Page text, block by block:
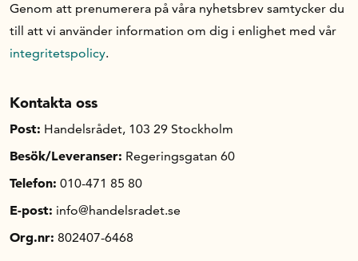
Genom att prenumerera på våra nyhetsbrev samtycker du
till att vi använder information om dig i enlighet med vår
integritetspolicy.
Kontakta oss
Post: Handelsrådet, 103 29 Stockholm
Besök/Leveranser: Regeringsgatan 60
Telefon: 010-471 85 80
E-post: info@handelsradet.se
Org.nr: 802407-6468